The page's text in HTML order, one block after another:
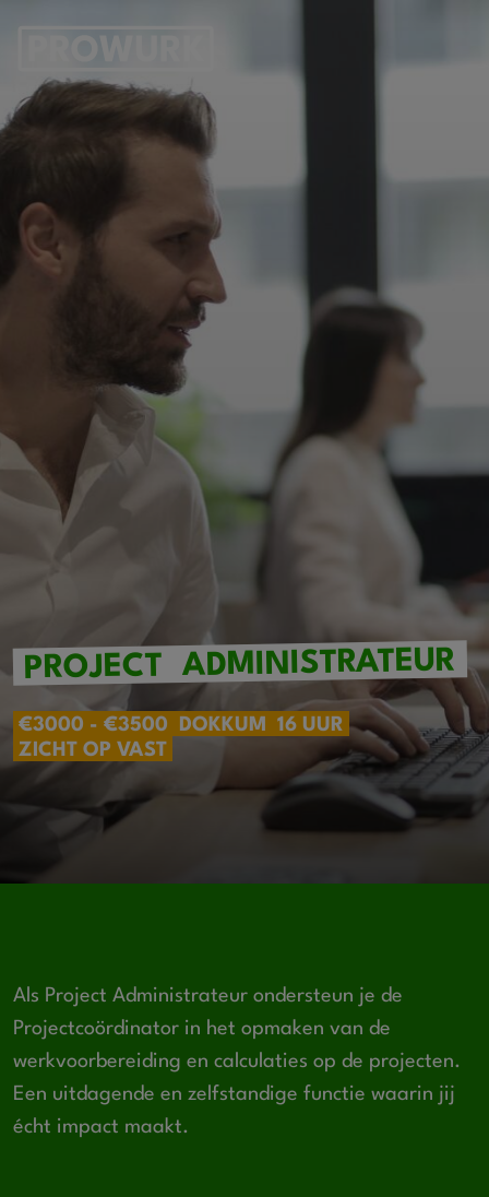
PROJECT ADMINISTRATEUR
€3000 - €3500 DOKKUM
16 UUR
ZICHT OP VAST
Als Project Administrateur ondersteun je de
Projectcoördinator in het opmaken van de
werkvoorbereiding en calculaties op de projecten.
Een uitdagende en zelfstandige functie waarin jij
écht impact maakt.